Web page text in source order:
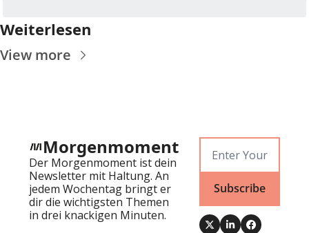
Weiterlesen
View more
Morgenmoment
Der Morgenmoment ist dein
Newsletter mit Haltung. An
jedem Wochentag bringt er
dir die wichtigsten Themen
in drei knackigen Minuten.
Subscribe